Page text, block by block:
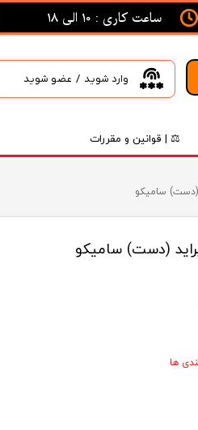
⚖ | قوانین و مقررات
ساعت کاری : 10 الی 18
وارد شوید / عضو شوید
حساب کاربری من
تغییر گذر واژه
(دست) سامیکو
(دست) سامیکو
ها